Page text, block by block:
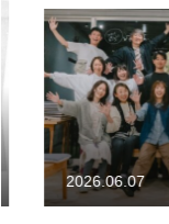
2026.06.07